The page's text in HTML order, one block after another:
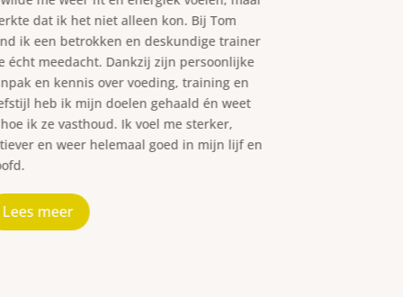
dat ik het niet alleen kon. Bij Tom
ik een betrokken en deskundige trainer
écht meedacht. Dankzij zijn persoonlijke
en kennis over voeding, training en
heb ik mijn doelen gehaald én weet
ik ze vasthoud. Ik voel me sterker,
en weer helemaal goed in mijn lijf en
Lees meer